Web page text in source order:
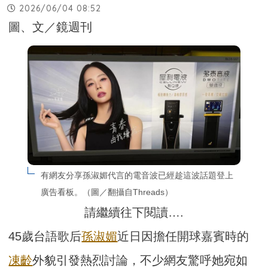
2026/06/04 08:52
圖、文／鏡週刊
有網友分享孫淑媚代言的電音波已經趁這波話題登上
廣告看板。（圖／翻攝自Threads）
請繼續往下閱讀….
45歲台語歌后孫淑媚近日因擔任開球嘉賓時的
凍齡外貌引發熱烈討論，不少網友驚呼她宛如